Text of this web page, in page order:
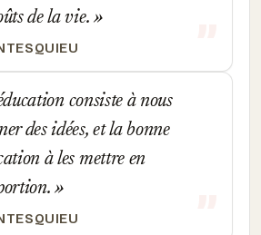
de la vie.
consiste à nous
des idées, et la bonne
à les mettre en